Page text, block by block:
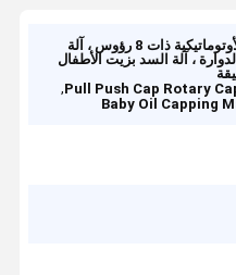
آلة السد الدوارة الأوتوماتيكية ذات 8 رؤوس ، آلة
، آلة السد بزيت الأطفال
Pull Push Cap Rotary
,
Baby Oil Capping